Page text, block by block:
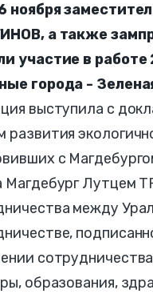
ноября
а также
участие в
города -
выступила с
развития
с
Магдебург Лутцем
между
образования,